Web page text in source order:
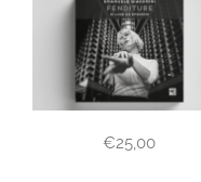
€25,00